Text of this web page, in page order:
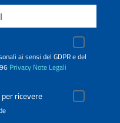
ai sensi del GDPR e del
Privacy Note Legali
ricevere